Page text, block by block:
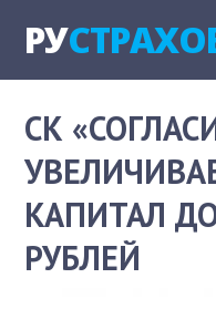
РУ
СК
КАПИТАЛ
РУБЛЕЙ